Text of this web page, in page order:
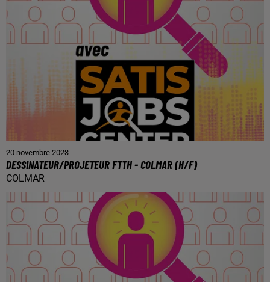
20 novembre 2023
DESSINATEUR/PROJETEUR FTTH - COLMAR (H/F)
COLMAR